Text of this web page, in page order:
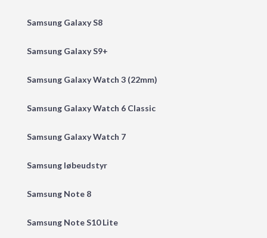
Samsung Galaxy S8
Samsung Galaxy S9+
Samsung Galaxy Watch 3 (22mm)
Samsung Galaxy Watch 6 Classic
Samsung Galaxy Watch 7
Samsung løbeudstyr
Samsung Note 8
Samsung Note S10 Lite